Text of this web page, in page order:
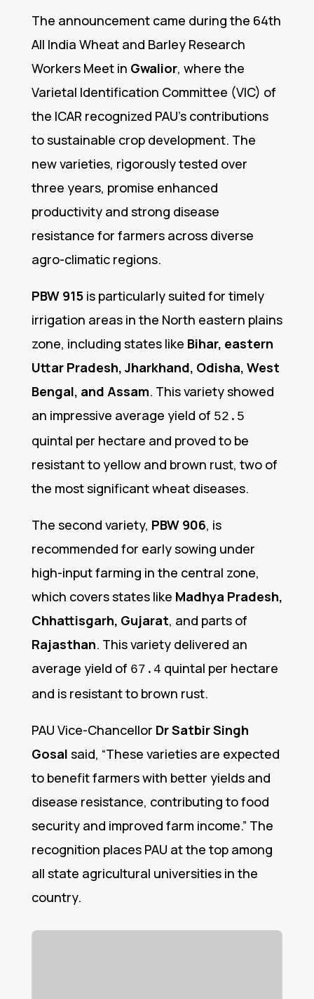
The announcement came during the 64th
All India Wheat and Barley Research
Workers Meet in Gwalior, where the
Varietal Identification Committee (VIC) of
the ICAR recognized PAU’s contributions
to sustainable crop development. The
new varieties, rigorously tested over
three years, promise enhanced
productivity and strong disease
resistance for farmers across diverse
agro-climatic regions.
PBW 915is particularly suited for timely
irrigation areas in the North eastern plains
zone, including states like Bihar, eastern
Uttar Pradesh, Jharkhand, Odisha, West
Bengal, and Assam. This variety showed
an impressive average yield of 52.5
quintal per hectare and proved to be
resistant to yellow and brown rust, two of
the most significant wheat diseases.
The second variety, PBW 906, is
recommended for early sowing under
high-input farming in the central zone,
which covers states like Madhya Pradesh,
Chhattisgarh, Gujarat, and parts of
Rajasthan. This variety delivered an
average yield of 67.4 quintal per hectare
and is resistant to brown rust.
PAU Vice-Chancellor Dr Satbir Singh
Gosal said, “These varieties are expected
to benefit farmers with better yields and
disease resistance, contributing to food
security and improved farm income.” The
recognition places PAU at the top among
all state agricultural universities in the
country.